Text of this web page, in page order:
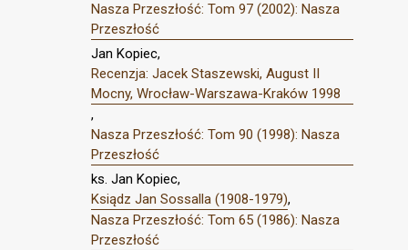
Nasza Przeszłość: Tom 97 (2002): Nasza
Przeszłość
Jan Kopiec,
Recenzja: Jacek Staszewski, August II
Mocny, Wrocław-Warszawa-Kraków 1998
,
Nasza Przeszłość: Tom 90 (1998): Nasza
Przeszłość
ks. Jan Kopiec,
Ksiądz Jan Sossalla (1908-1979),
Nasza Przeszłość: Tom 65 (1986): Nasza
Przeszłość